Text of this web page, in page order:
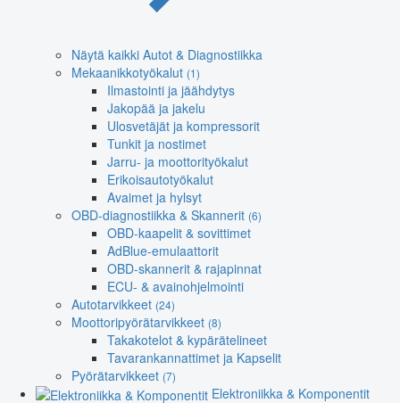
Näytä kaikki Autot & Diagnostiikka
Mekaanikkotyökalut (1)
Ilmastointi ja jäähdytys
Jakopää ja jakelu
Ulosvetäjät ja kompressorit
Tunkit ja nostimet
Jarru- ja moottorityökalut
Erikoisautotyökalut
Avaimet ja hylsyt
OBD-diagnostiikka & Skannerit (6)
OBD-kaapelit & sovittimet
AdBlue-emulaattorit
OBD-skannerit & rajapinnat
ECU- & avainohjelmointi
Autotarvikkeet (24)
Moottoripyörätarvikkeet (8)
Takakotelot & kypärätelineet
Tavarankannattimet ja Kapselit
Pyörätarvikkeet (7)
Elektroniikka & Komponentit